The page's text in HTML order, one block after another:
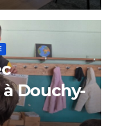
à Douchy-